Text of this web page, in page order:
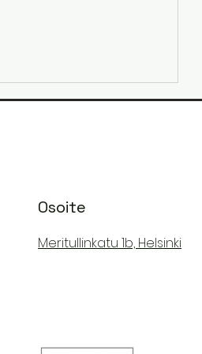
Osoite
Meritullinkatu 1b, Helsinki